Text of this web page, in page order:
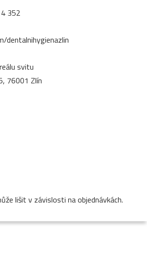
352
dentalnihygienazlin
svitu
76001 Zlín
lišit v závislosti na objednávkách.